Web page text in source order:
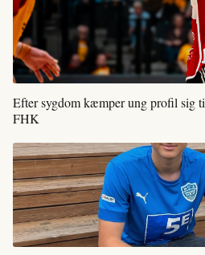
Efter sygdom kæmper ung profil sig
FHK